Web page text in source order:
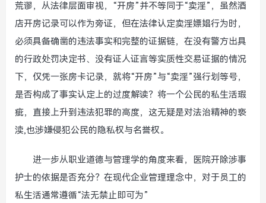
荒谬，从法律层面审视，“开房”并不等同于“卖淫”，虽然酒
店开房记录可以作为旁证，但在法律认定卖淫嫖娼行为时，
必须具备确凿的违法事实和完整的证据链，在没有警方出具
的行政处罚决定书、没有证人证言等实质性交易证据的情况
下，仅凭一张房卡记录，就将“开房”与“卖淫”强行划等号，
是否构成了事实认定上的过度解读？将一个公民的私生活瑕
疵，直接上升到违法犯罪的高度，这无疑是对法治精神的亵
渎,也涉嫌侵犯公民的隐私权与名誉权。
进一步从职业道德与管理学的角度来看，医院开除涉事
护士的依据是否充分？在现代企业管理理念中，对于员工的
私生活通常遵循“法无禁止即可为”